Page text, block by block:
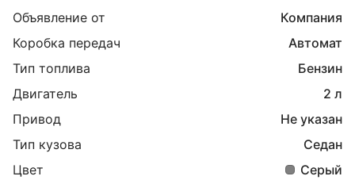
Объявление от
Компания
Коробка передач
Автомат
Тип топлива
Бензин
Двигатель
2 л
Привод
Не указан
Тип кузова
Седан
Цвет
Серый